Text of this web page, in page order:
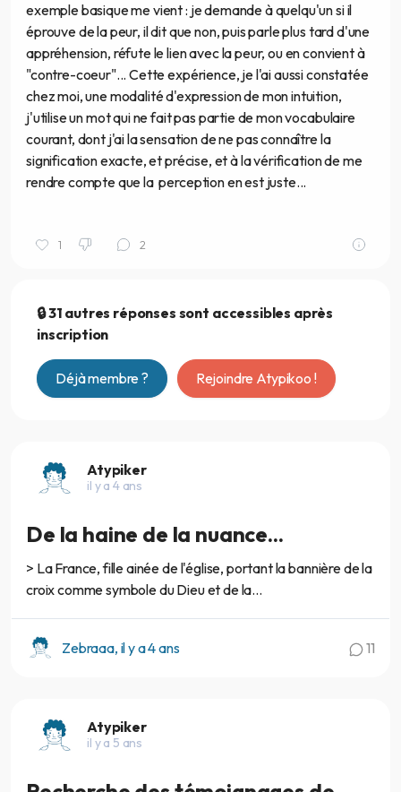
exemple basique me vient : je demande à quelqu'un si il
éprouve de la peur, il dit que non, puis parle plus tard d'une
appréhension, réfute le lien avec la peur, ou en convient à
"contre-coeur"... Cette expérience, je l'ai aussi constatée
chez moi, une modalité d'expression de mon intuition,
j'utilise un mot qui ne fait pas partie de mon vocabulaire
courant, dont j'ai la sensation de ne pas connaître la
signification exacte, et précise, et à la vérification de me
rendre compte que la perception en est juste...
1 2
🔒 31 autres réponses sont accessibles après
inscription
Déjà membre ? Rejoindre Atypikoo !
Atypiker
il y a 4 ans
De la haine de la nuance...
> La France, fille ainée de l'église, portant la bannière de la
croix comme symbole du Dieu et de la...
Zebraaa, il y a 4 ans 11
Atypiker
il y a 5 ans